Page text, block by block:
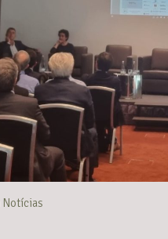
Notícias